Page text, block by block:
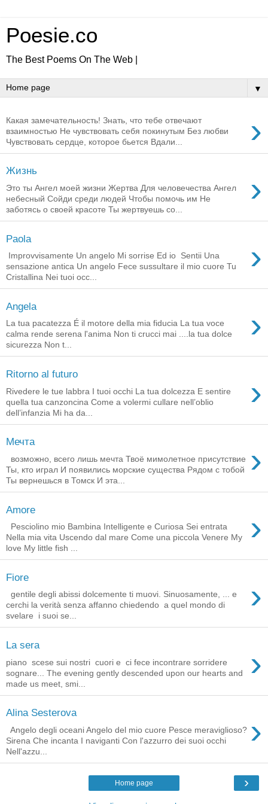
Poesie.co
The Best Poems On The Web |
▼
›
Какая замечательность! Знать, что тебе отвечают
взаимностью Не чувствовать себя покинутым Без любви
Чувствовать сердце, которое бьется Вдали...
Жизнь ›
Это ты Ангел моей жизни Жертва Для человечества Ангел
небесный Сойди среди людей Чтобы помочь им Не
заботясь о своей красоте Ты жертвуешь со...
Paola ›
Improvvisamente Un angelo Mi sorrise Ed io Sentii Una
sensazione antica Un angelo Fece sussultare il mio cuore Tu
Cristallina Nei tuoi occ...
Angela ›
La tua pacatezza É il motore della mia fiducia La tua voce
calma rende serena l'anima Non ti crucci mai ....la tua dolce
sicurezza Non t...
Ritorno al futuro ›
Rivedere le tue labbra I tuoi occhi La tua dolcezza E sentire
quella tua canzoncina Come a volermi cullare nell’oblio
dell’infanzia Mi ha da...
Мечта ›
возможно, всего лишь мечта Твоё мимолетное присутствие
Ты, кто играл И появились морские существа Рядом с тобой
Ты вернешься в Томск И эта...
Amore ›
Pesciolino mio Bambina Intelligente e Curiosa Sei entrata
Nella mia vita Uscendo dal mare Come una piccola Venere My
love My little fish ...
Fiore ›
gentile degli abissi dolcemente ti muovi. Sinuosamente, ... e
cerchi la verità senza affanno chiedendo a quel mondo di
svelare i suoi se...
La sera ›
piano scese sui nostri cuori e ci fece incontrare sorridere
sognare... The evening gently descended upon our hearts and
made us meet, smi...
Alina Sesterova ›
Angelo degli oceani Angelo del mio cuore Pesce meraviglioso?
Sirena Che incanta I naviganti Con l'azzurro dei suoi occhi
Nell'azzu...
›
Home page